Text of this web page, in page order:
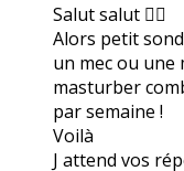
Salut salut ✌🏼
Alors petit
un mec ou une
masturber
par semaine !
Voilà
J attend vos